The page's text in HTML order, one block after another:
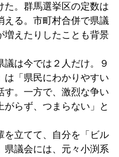
た。群馬選挙区の定数は
える。市町村合併で県議
増えたりしたことも背景
は今では２人だけ。９
は「県民にわかりやすい
す。一方で、激烈な争い
がらず、つまらない」と
立てて、自分を「ビル
県議会には、元々小渕系